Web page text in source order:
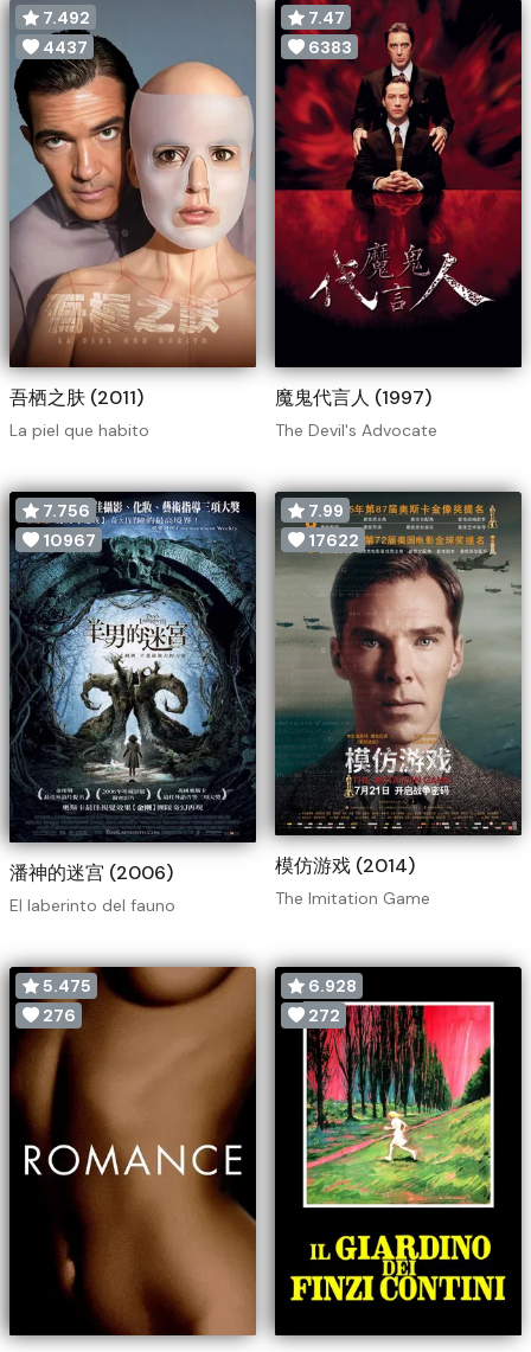
7.492
4437
吾栖之肤 (2011)
La piel que habito
7.47
6383
魔鬼代言人 (1997)
The Devil's Advocate
7.756
10967
潘神的迷宫 (2006)
El laberinto del fauno
7.99
17622
模仿游戏 (2014)
The Imitation Game
5.475
276
6.928
272